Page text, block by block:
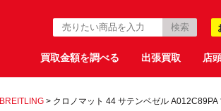
買取金額を調べる 出張買取 店
BREITLING > クロノマット 44 サテンベゼル A012C89PA